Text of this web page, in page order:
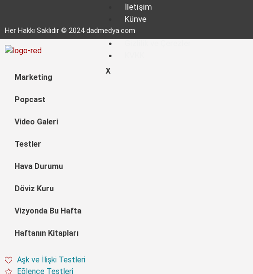
İletişim
Künye
Kullanım Koşulları
X
Her Hakkı Saklıdır © 2024 dadmedya.com
Marketing
Popcast
Video Galeri
Testler
Hava Durumu
Döviz Kuru
Vizyonda Bu Hafta
Haftanın Kitapları
Aşk ve İlişki Testleri
Eğlence Testleri